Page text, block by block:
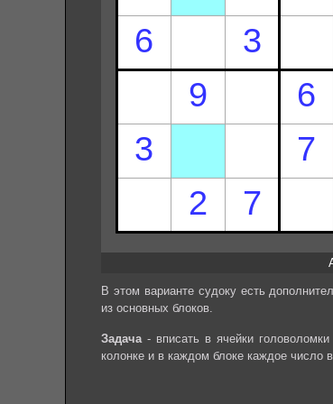
В этом варианте судоку есть
из основных блоков.
Задача- вписать в ячейки
колонке и в каждом блоке каждое число